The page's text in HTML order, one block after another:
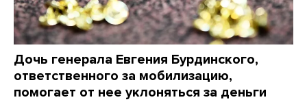
Дочь генерала Евгения Бурдинского,
ответственного за мобилизацию,
помогает от нее уклоняться за деньги